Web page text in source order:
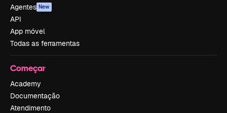
Agentes New
API
App móvel
Todas as ferramentas
Começar
Academy
Documentação
Atendimento